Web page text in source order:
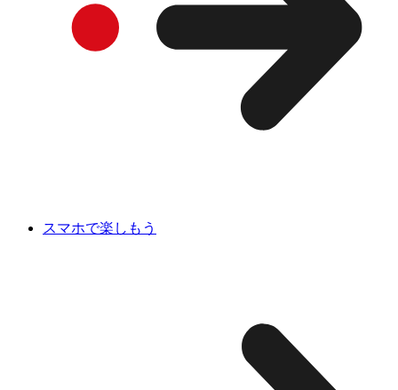
スマホで楽しもう